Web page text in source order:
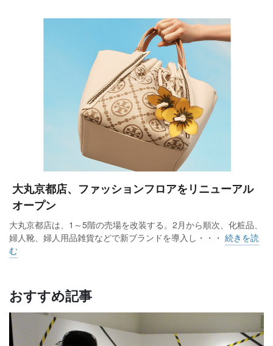
大丸京都店、ファッションフロアをリニューアル
オープン
大丸京都店は、1～5階の売場を改装する。2月から順次、化粧品、
婦人靴、婦人用品雑貨などで新ブランドを導入し・・・ 続きを読
む
おすすめ記事